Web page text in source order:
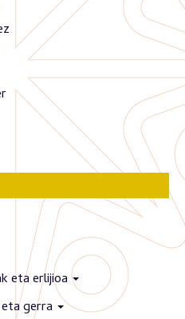
eta erlijioa
gerra